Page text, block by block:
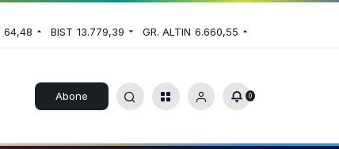
64,48 BIST 13.779,39 GR. ALTIN 6.660,55
Abone 0